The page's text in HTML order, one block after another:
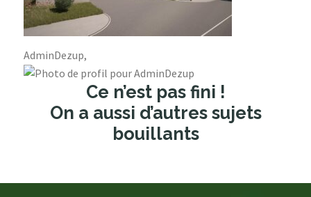
AdminDezup,
Ce n’est pas fini !
On a aussi d’autres sujets
bouillants